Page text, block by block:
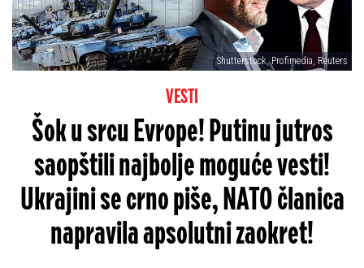
Shutterstock, Profimedia, Reuters
VESTI
Šok u srcu Evrope! Putinu jutros
saopštili najbolje moguće vesti!
Ukrajini se crno piše, NATO članica
napravila apsolutni zaokret!